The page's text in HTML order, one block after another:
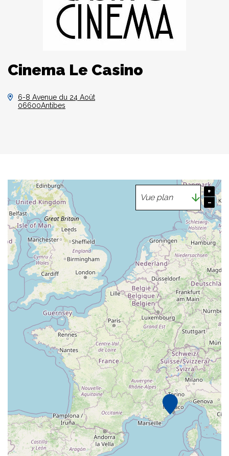
Cinema Le Casino
6-8 Avenue du 24 Août
06600Antibes
+
−